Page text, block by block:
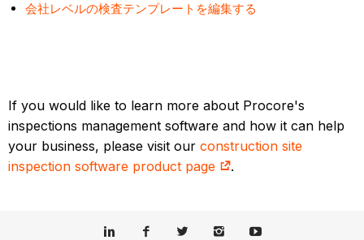
会社レベルの検査テンプレートを編集する
If you would like to learn more about Procore's
inspections management software and how it can help
your business, please visit ourconstruction site
inspection software product page
.